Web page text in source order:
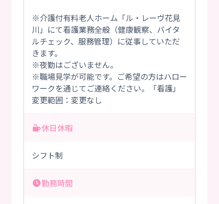
※介護付有料老人ホーム「ル・レーヴ花見
川」にて看護業務全般（健康観察、バイタ
ルチェック、服務管理）に従事していただ
きます。
※夜勤はございません。
※職場見学が可能です。ご希望の方はハロー
ワークを通じてご連絡ください。「看護」
変更範囲：変更なし
休日休暇
シフト制
勤務時間